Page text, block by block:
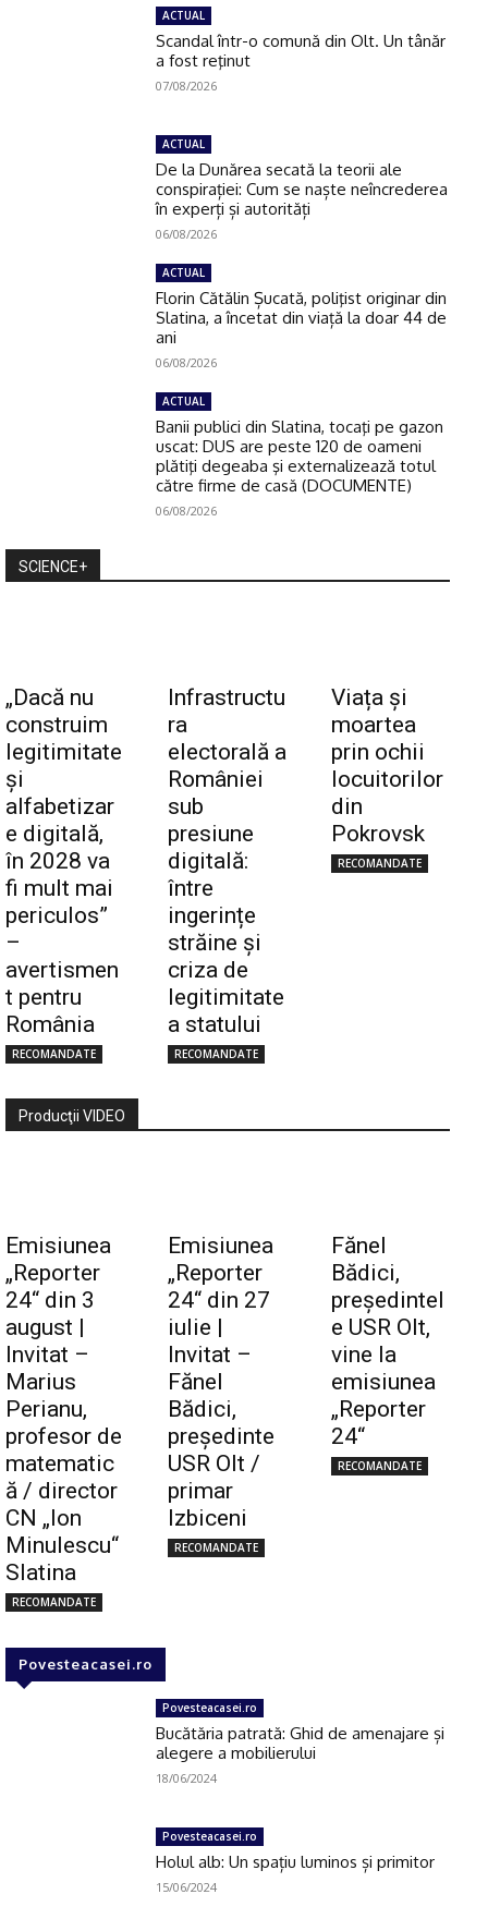
ACTUAL
Scandal într-o comună din Olt. Un tânăr
a fost reţinut
07/08/2026
ACTUAL
De la Dunărea secată la teorii ale
conspirației: Cum se naște neîncrederea
în experți și autorități
06/08/2026
ACTUAL
Florin Cătălin Șucată, poliţist originar din
Slatina, a încetat din viață la doar 44 de
ani
06/08/2026
ACTUAL
Banii publici din Slatina, tocaţi pe gazon
uscat: DUS are peste 120 de oameni
plătiţi degeaba şi externalizează totul
către firme de casă (DOCUMENTE)
06/08/2026
SCIENCE+
„Dacă nu
construim
legitimitate
și
alfabetizar
e digitală,
în 2028 va
fi mult mai
periculos”
–
avertismen
t pentru
România
RECOMANDATE
Infrastructu
ra
electorală a
României
sub
presiune
digitală:
între
ingerințe
străine și
criza de
legitimitate
a statului
RECOMANDATE
Viața și
moartea
prin ochii
locuitorilor
din
Pokrovsk
RECOMANDATE
Producţii VIDEO
Emisiunea
„Reporter
24“ din 3
august |
Invitat –
Marius
Perianu,
profesor de
matematic
ă / director
CN „Ion
Minulescu“
Slatina
RECOMANDATE
Emisiunea
„Reporter
24“ din 27
iulie |
Invitat –
Fănel
Bădici,
preşedinte
USR Olt /
primar
Izbiceni
RECOMANDATE
Fănel
Bădici,
preşedintel
e USR Olt,
vine la
emisiunea
„Reporter
24“
RECOMANDATE
Povesteacasei.ro
Povesteacasei.ro
Bucătăria patrată: Ghid de amenajare și
alegere a mobilierului
18/06/2024
Povesteacasei.ro
Holul alb: Un spațiu luminos și primitor
15/06/2024